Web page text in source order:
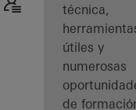
técnica,
útiles y
numerosas
de